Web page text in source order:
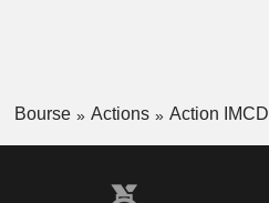
Bourse Actions Action IMCD